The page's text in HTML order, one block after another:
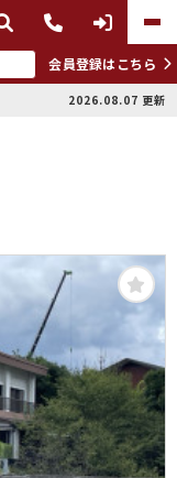
会員登録はこちら
2026.08.07 更新